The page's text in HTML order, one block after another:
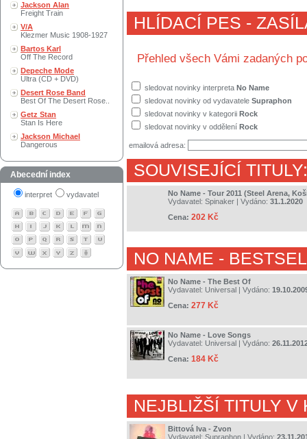
Jackson Alan
Freight Train
V/A
Klezmer Music 1908-1927
Bartos Karl
Off The Record
Depeche Mode
Ultra (CD + DVD)
Desert Rose Band
Best Of The Desert Rose..
Getz Stan
Stan Is Here
Jackson Michael
Dangerous
Abecední index
interpret vydavatel
HLÍDACÍ PES -
Přehled všech Vámi zadaných
sledovat novinky interpreta No Name
sledovat novinky od vydavatele Supraphon
sledovat novinky v kategorii Rock
sledovat novinky v oddělení Rock
emailová adresa:
SOUVISEJÍCÍ TITULY:
No Name - Tour 2011 (Steel Arena,
Vydavatel: Spinaker | Vydáno: 31.1.2020
Cena: 202 Kč
NO NAME -
No Name - The Best Of
Vydavatel: Universal | Vydáno:
Cena: 277 Kč
No Name - Love Songs
Vydavatel: Universal | Vydáno:
Cena: 184 Kč
NEJBLIŽŠÍ TITULY V
Bittová Iva - Zvon
Vydavatel: Supraphon | Vydáno: